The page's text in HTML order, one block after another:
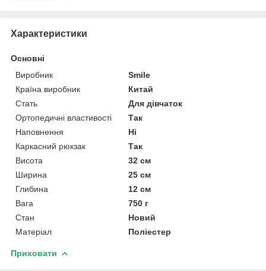
Характеристики
Основні
Виробник
Smile
Країна виробник
Китай
Стать
Для дівчаток
Ортопедичні властивості
Так
Наповнення
Ні
Каркасний рюкзак
Так
Висота
32 см
Ширина
25 см
Глибина
12 см
Вага
750 г
Стан
Новий
Матеріал
Поліестер
Приховати